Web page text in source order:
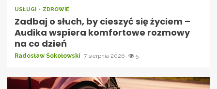
USŁUGI ZDROWIE
Zadbaj o słuch, by cieszyć się życiem –
Audika wspiera komfortowe rozmowy
na co dzień
Radosław Sokołowski 7 sierpnia 2026 5